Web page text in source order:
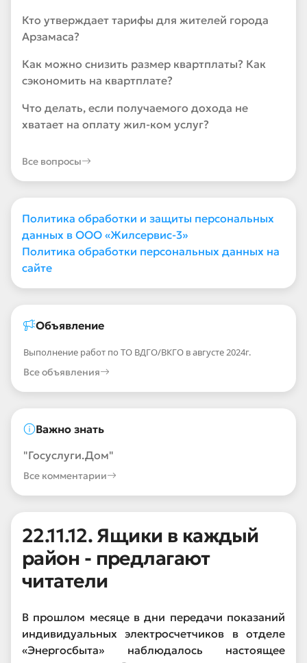
Кто утверждает тарифы для жителей города
Арзамаса?
Как можно снизить размер квартплаты? Как
сэкономить на квартплате?
Что делать, если получаемого дохода не
хватает на оплату жил-ком услуг?
Все вопросы
Политика обработки и защиты персональных
данных в ООО «Жилсервис-3»
Политика обработки персональных данных на
сайте
Объявление
Выполнение работ по ТО ВДГО/ВКГО в августе 2024г.
Все объявления
Важно знать
"Госуслуги.Дом"
Все комментарии
22.11.12. Ящики в каждый
район - предлагают
читатели
В прошлом месяце в дни передачи показаний
индивидуальных электросчетчиков в отделе
«Энергосбыта» наблюдалось настоящее